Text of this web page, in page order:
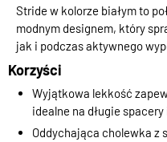
Stride w kolorze białym to
modnym designem, który
jak i podczas aktywnego
Korzyści
Wyjątkowa lekkość
idealne na długie
Oddychająca cholewka z